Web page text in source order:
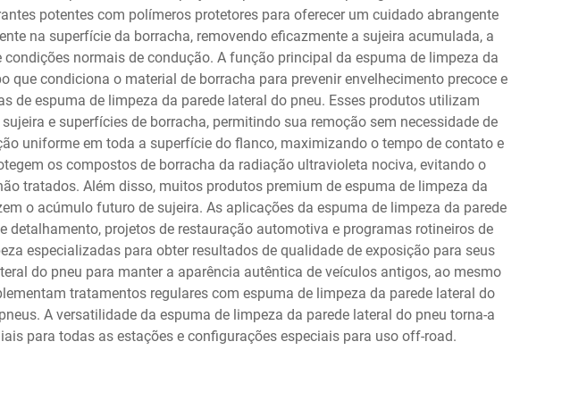
potentes com polímeros protetores para oferecer um cuidado abrangente
na superfície da borracha, removendo eficazmente a sujeira acumulada, a
normais de condução. A função principal da espuma de limpeza da
condiciona o material de borracha para prevenir envelhecimento precoce e
espuma de limpeza da parede lateral do pneu. Esses produtos utilizam
e superfícies de borracha, permitindo sua remoção sem necessidade de
uniforme em toda a superfície do flanco, maximizando o tempo de contato e
os compostos de borracha da radiação ultravioleta nociva, evitando o
tratados. Além disso, muitos produtos premium de espuma de limpeza da
o acúmulo futuro de sujeira. As aplicações da espuma de limpeza da parede
projetos de restauração automotiva e programas rotineiros de
especializadas para obter resultados de qualidade de exposição para seus
do pneu para manter a aparência autêntica de veículos antigos, ao mesmo
tratamentos regulares com espuma de limpeza da parede lateral do
A versatilidade da espuma de limpeza da parede lateral do pneu torna-a
para todas as estações e configurações especiais para uso off-road.